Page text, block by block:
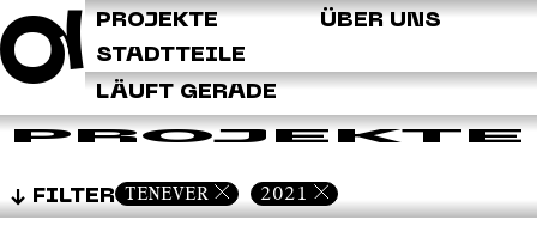
ÜBER UNS
PROJEKTE
STADTTEILE
LÄUFT GERADE
PROJEKTE
FILTER TENEVER 2021